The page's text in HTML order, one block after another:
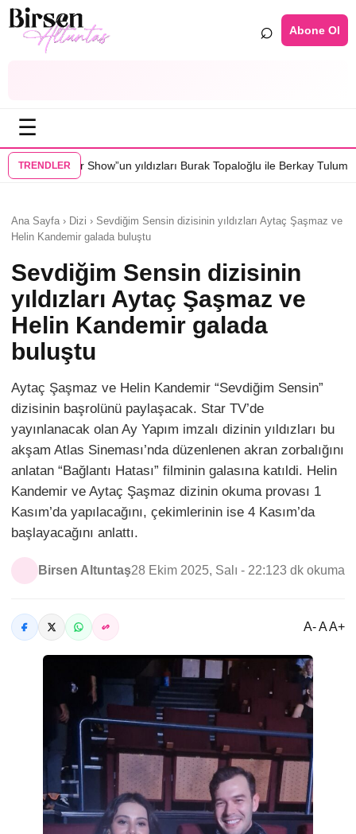
⌕ Abone Ol
☰
TRENDLER
yıldızları Burak Topaloğlu ile Berkay Tulumbacı “Ecünni” filminde
Ana Sayfa › Dizi › Sevdiğim Sensin dizisinin yıldızları Aytaç Şaşmaz ve
Helin Kandemir galada buluştu
Sevdiğim Sensin dizisinin
yıldızları Aytaç Şaşmaz ve
Helin Kandemir galada
buluştu
Aytaç Şaşmaz ve Helin Kandemir “Sevdiğim Sensin”
dizisinin başrolünü paylaşacak. Star TV’de
yayınlanacak olan Ay Yapım imzalı dizinin yıldızları bu
akşam Atlas Sineması’nda düzenlenen akran zorbalığını
anlatan “Bağlantı Hatası” filminin galasına katıldi. Helin
Kandemir ve Aytaç Şaşmaz dizinin okuma provası 1
Kasım’da yapılacağını, çekimlerinin ise 4 Kasım’da
başlayacağını anlattı.
Birsen Altuntaş28 Ekim 2025, Salı - 22:123 dk okuma
A- A A+